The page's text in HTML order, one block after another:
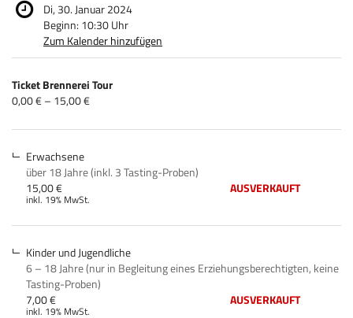
Di, 30. Januar 2024
Beginn: 10:30Uhr
Zum Kalender hinzufügen
Produkte
Unkategorisierte
Produkte
Ticket Brennerei Tour
von
bis
0,00 € – 15,00 €
Erwachsene
über 18 Jahre (inkl. 3 Tasting-Proben)
15,00 €
inkl. 19% MwSt.
AUSVERKAUFT
Kinder und Jugendliche
6 – 18 Jahre (nur in Begleitung eines Erziehungsberechtigten, keine
Tasting-Proben)
7,00 €
inkl. 19% MwSt.
AUSVERKAUFT